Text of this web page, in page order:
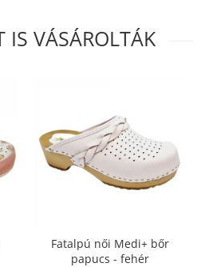
IS VÁSÁROLTÁK
Fatalpú női Medi+ bőr
papucs - fehér